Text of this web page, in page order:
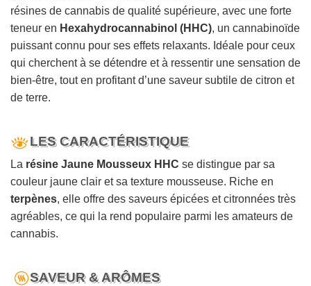
résines de cannabis de qualité supérieure, avec une forte
teneur en Hexahydrocannabinol (HHC), un cannabinoïde
puissant connu pour ses effets relaxants. Idéale pour ceux
qui cherchent à se détendre et à ressentir une sensation de
bien-être, tout en profitant d’une saveur subtile de citron et
de terre.
LES CARACTÉRISTIQUE
La résine Jaune Mousseux HHC se distingue par sa
couleur jaune clair et sa texture mousseuse. Riche en
terpènes, elle offre des saveurs épicées et citronnées très
agréables, ce qui la rend populaire parmi les amateurs de
cannabis.
SAVEUR & ARÔMES